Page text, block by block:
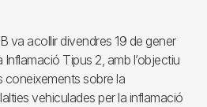
va acollir divendres 19 de gener
Tipus 2, amb l’objectiu
coneixements sobre la
vehiculades per la inflamació